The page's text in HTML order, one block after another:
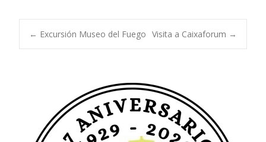
Navegación
entradas
← Excursión Museo del Fuego Visita a Caixaforum →